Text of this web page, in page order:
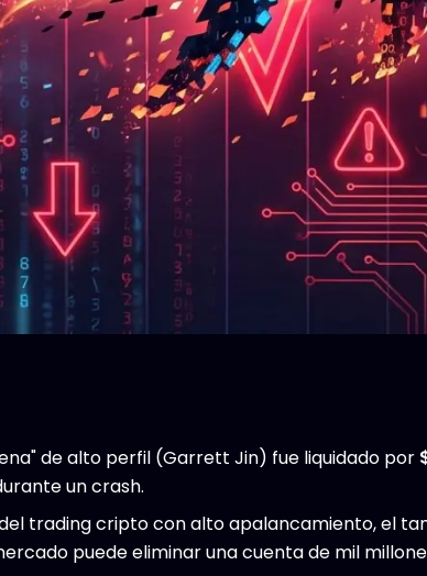
de alto perfil (Garrett Jin) fue liquidado por
un crash.
trading cripto con alto apalancamiento, el
puede eliminar una cuenta de mil